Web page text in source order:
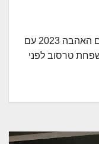
יום האהבה ביקנעם יקנעם ציינה את יום האהבה 2023 עם
טרסוב לפני